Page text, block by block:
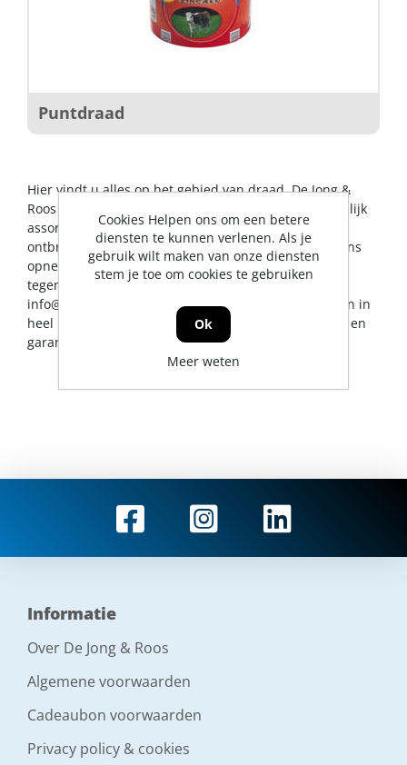
Puntdraad
Hier vindt u alles op het gebied van draad. De Jong &
Roos BV probeert u op dit gebied een zo breed mogelijk
assortiment aan te bieden. Mocht er toch een artikel
ontbreken, dan kunt u natuurlijk altijd contact met ons
opnemen voor een vakkundig advies en/of bestelling
tegen een scherpe prijs. U kunt ons bereiken via
info@jrs.nl
of telefonisch op 0224-273327. Wij leveren in
heel Nederland, uiteraard met professionele service en
garantievoorwaarden.
Informatie
Over De Jong & Roos
Algemene voorwaarden
Cadeaubon voorwaarden
Privacy policy & cookies
Cookies Helpen ons om een betere
diensten te kunnen verlenen. Als je
gebruik wilt maken van onze diensten
stem je toe om cookies te gebruiken
Ok
Meer weten